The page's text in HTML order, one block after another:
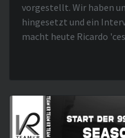
vorgestellt. Wir haben
hingesetzt und ein
macht heute Ricardo